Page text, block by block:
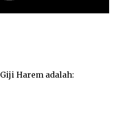
Giji Harem adalah: